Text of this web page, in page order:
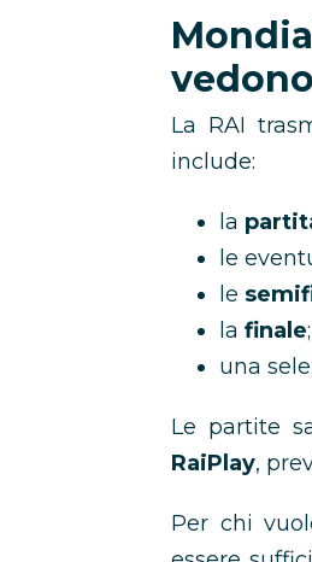
La RAI
include:
la
le
le
la finale;
una
Le partite
RaiPlay,
Per chi